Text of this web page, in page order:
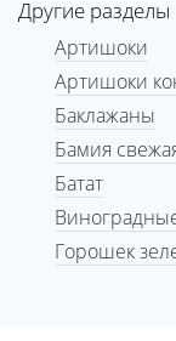
Другие разделы
Артишоки
Артишоки
Баклажаны
Бамия
Батат
Горошек